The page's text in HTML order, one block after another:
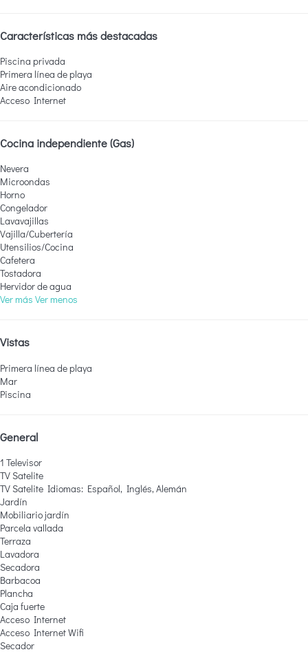
Características más destacadas
Piscina privada
Primera línea de playa
Aire acondicionado
Acceso Internet
Cocina independiente (Gas)
Nevera
Microondas
Horno
Congelador
Lavavajillas
Vajilla/Cubertería
Utensilios/Cocina
Cafetera
Tostadora
Hervidor de agua
Ver más Ver menos
Vistas
Primera línea de playa
Mar
Piscina
General
1 Televisor
TV Satelite
TV Satelite Idiomas: Español, Inglés, Alemán
Jardín
Mobiliario jardín
Parcela vallada
Terraza
Lavadora
Secadora
Barbacoa
Plancha
Caja fuerte
Acceso Internet
Acceso InternetWifi
Secador